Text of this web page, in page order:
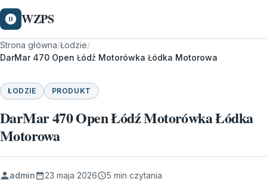
WZPS
Strona główna/Łodzie/
DarMar 470 Open Łódź Motorówka Łódka Motorowa
ŁODZIE PRODUKT
DarMar 470 Open Łódź Motorówka Łódka
Motorowa
admin 23 maja 2026 5 min czytania